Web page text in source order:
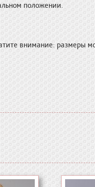
положении.
внимание: размеры